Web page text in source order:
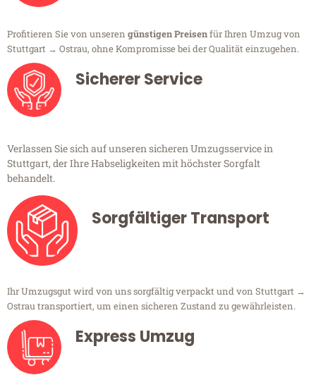
Profitieren Sie von unseren günstigen Preisenfür Ihren Umzug von
Stuttgart → Ostrau, ohne Kompromisse bei der Qualität einzugehen.
Sicherer Service
Verlassen Sie sich auf unseren sicheren Umzugsservice in
Stuttgart, der Ihre Habseligkeiten mit höchster Sorgfalt
behandelt.
Sorgfältiger Transport
Ihr Umzugsgut wird von uns sorgfältig verpackt und von Stuttgart →
Ostrau transportiert, um einen sicheren Zustand zu gewährleisten.
Express Umzug